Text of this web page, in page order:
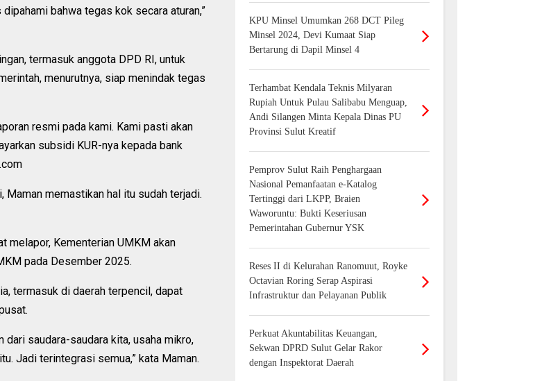
bahwa tegas kok secara aturan,”
termasuk anggota DPD RI, untuk
menurutnya, siap menindak tegas
resmi pada kami. Kami pasti akan
subsidi KUR-nya kepada bank
Maman memastikan hal itu sudah terjadi.
melapor, Kementerian UMKM akan
pada Desember 2025.
termasuk di daerah terpencil, dapat
saudara-saudara kita, usaha mikro,
Jadi terintegrasi semua,” kata Maman.
KPU Minsel Umumkan 268 DCT Pileg
Minsel 2024, Devi Kumaat Siap
Bertarung di Dapil Minsel 4
Terhambat Kendala Teknis Milyaran
Rupiah Untuk Pulau Salibabu Menguap,
Andi Silangen Minta Kepala Dinas PU
Provinsi Sulut Kreatif
Pemprov Sulut Raih Penghargaan
Nasional Pemanfaatan e-Katalog
Tertinggi dari LKPP, Braien
Waworuntu: Bukti Keseriusan
Pemerintahan Gubernur YSK
Reses II di Kelurahan Ranomuut, Royke
Octavian Roring Serap Aspirasi
Infrastruktur dan Pelayanan Publik
Perkuat Akuntabilitas Keuangan,
Sekwan DPRD Sulut Gelar Rakor
dengan Inspektorat Daerah